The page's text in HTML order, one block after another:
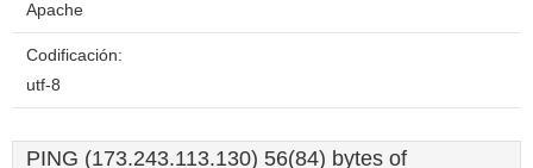
Apache
Codificación:
utf-8
PING (173.243.113.130) 56(84) bytes of